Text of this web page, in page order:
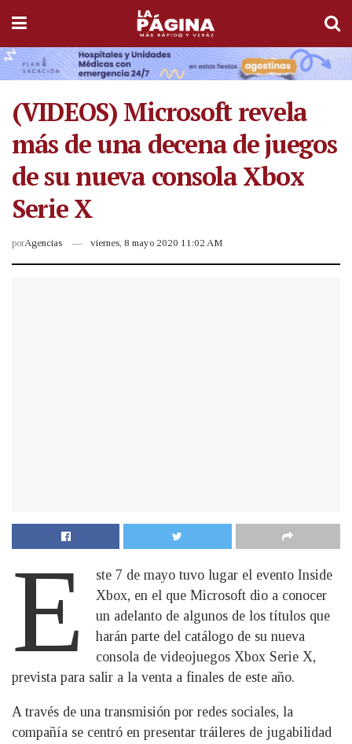
(VIDEOS) Microsoft revela
más de una decena de juegos
de su nueva consola Xbox
Serie X
porAgencias viernes, 8 mayo 2020 11:02 AM
E
ste 7 de mayo tuvo lugar el evento Inside
Xbox, en el que Microsoft dio a conocer
un adelanto de algunos de los títulos que
harán parte del catálogo de su nueva
consola de videojuegos Xbox Serie X,
prevista para salir a la venta a finales de este año.
A través de una transmisión por redes sociales, la
compañía se centró en presentar tráileres de jugabilidad